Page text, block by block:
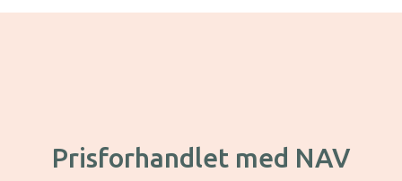
Prisforhandlet med NAV